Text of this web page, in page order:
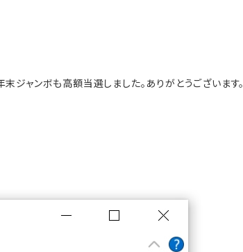
ジャンボも高額当選しました。ありがとうございます。